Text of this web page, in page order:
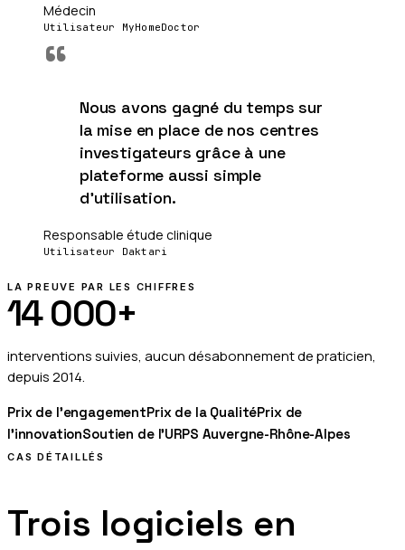
Médecin
Utilisateur MyHomeDoctor
“
Nous avons gagné du temps sur
la mise en place de nos centres
investigateurs grâce à une
plateforme aussi simple
d'utilisation.
Responsable étude clinique
Utilisateur Daktari
LA PREUVE PAR LES CHIFFRES
14 000+
interventions suivies, aucun désabonnement de praticien,
depuis2014.
Prix de l'engagementPrix de la QualitéPrix de
l'innovationSoutien de l'URPS Auvergne-Rhône-Alpes
CAS DÉTAILLÉS
Trois logiciels en